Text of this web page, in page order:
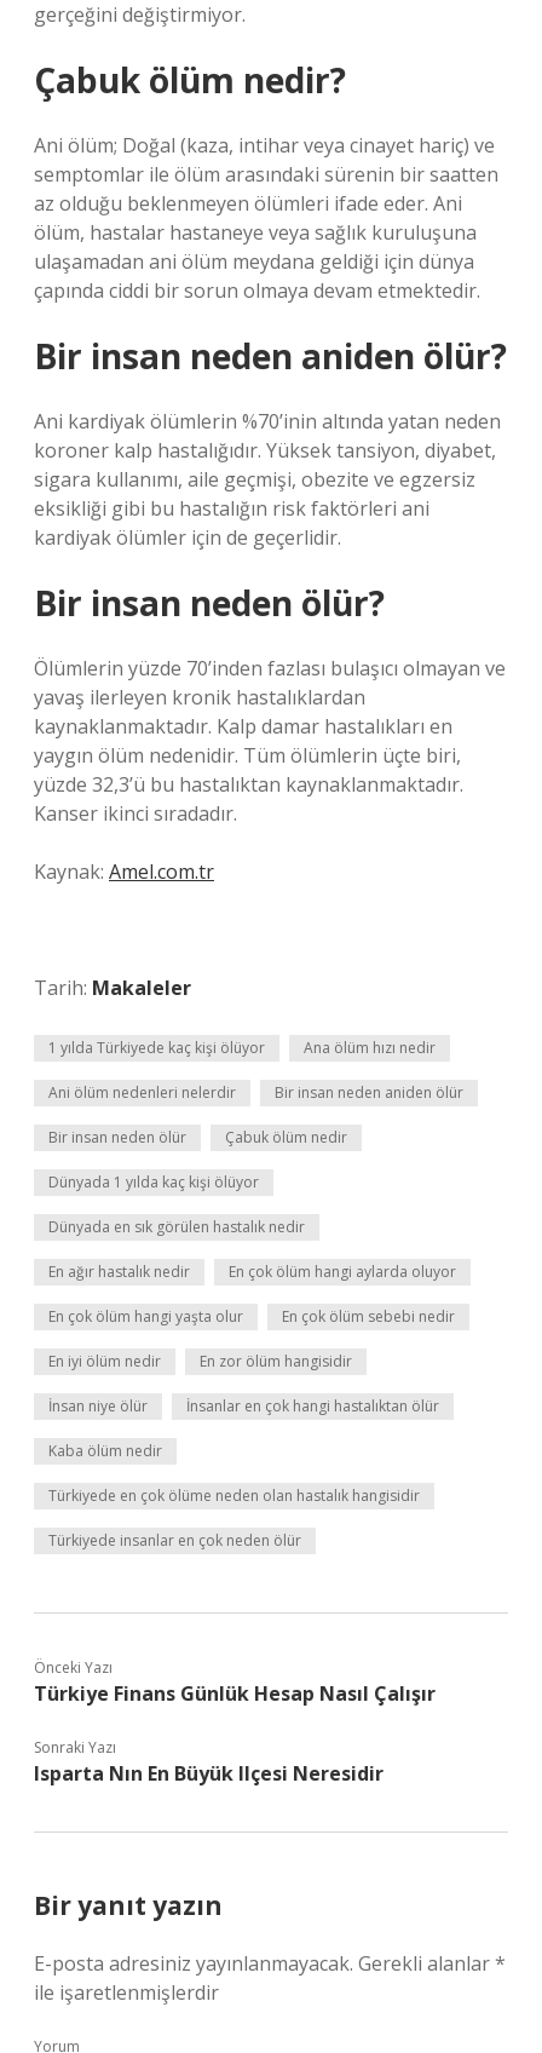
gerçeğini değiştirmiyor.
Çabuk ölüm nedir?
Ani ölüm; Doğal (kaza, intihar veya cinayet hariç) ve
semptomlar ile ölüm arasındaki sürenin bir saatten
az olduğu beklenmeyen ölümleri ifade eder. Ani
ölüm, hastalar hastaneye veya sağlık kuruluşuna
ulaşamadan ani ölüm meydana geldiği için dünya
çapında ciddi bir sorun olmaya devam etmektedir.
Bir insan neden aniden ölür?
Ani kardiyak ölümlerin %70’inin altında yatan neden
koroner kalp hastalığıdır. Yüksek tansiyon, diyabet,
sigara kullanımı, aile geçmişi, obezite ve egzersiz
eksikliği gibi bu hastalığın risk faktörleri ani
kardiyak ölümler için de geçerlidir.
Bir insan neden ölür?
Ölümlerin yüzde 70’inden fazlası bulaşıcı olmayan ve
yavaş ilerleyen kronik hastalıklardan
kaynaklanmaktadır. Kalp damar hastalıkları en
yaygın ölüm nedenidir. Tüm ölümlerin üçte biri,
yüzde 32,3’ü bu hastalıktan kaynaklanmaktadır.
Kanser ikinci sıradadır.
Kaynak: Amel.com.tr
Tarih: Makaleler
1 yılda Türkiyede kaç kişi ölüyor Ana ölüm hızı nedir
Ani ölüm nedenleri nelerdir Bir insan neden aniden ölür
Bir insan neden ölür Çabuk ölüm nedir
Dünyada 1 yılda kaç kişi ölüyor
Dünyada en sık görülen hastalık nedir
En ağır hastalık nedir En çok ölüm hangi aylarda oluyor
En çok ölüm hangi yaşta olur En çok ölüm sebebi nedir
En iyi ölüm nedir En zor ölüm hangisidir
İnsan niye ölür İnsanlar en çok hangi hastalıktan ölür
Kaba ölüm nedir
Türkiyede en çok ölüme neden olan hastalık hangisidir
Türkiyede insanlar en çok neden ölür
Önceki Yazı
Türkiye Finans Günlük Hesap Nasıl Çalışır
Sonraki Yazı
Isparta Nın En Büyük Ilçesi Neresidir
Bir yanıt yazın
E-posta adresiniz yayınlanmayacak. Gerekli alanlar*
ile işaretlenmişlerdir
Yorum